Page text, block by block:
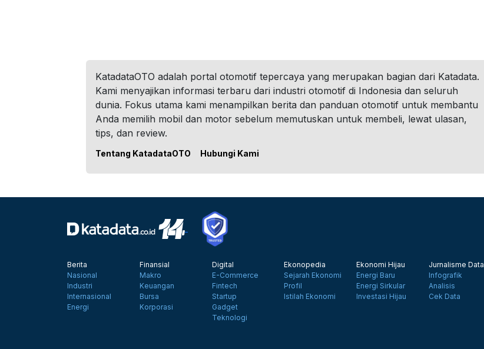
KatadataOTO adalah portal otomotif tepercaya yang merupakan bagian dari Katadata.
Kami menyajikan informasi terbaru dari industri otomotif di Indonesia dan seluruh
dunia. Fokus utama kami menampilkan berita dan panduan otomotif untuk membantu
Anda memilih mobil dan motor sebelum memutuskan untuk membeli, lewat ulasan,
tips, dan review.
Tentang KatadataOTO Hubungi Kami
Berita
Nasional
Industri
Internasional
Energi
Finansial
Makro
Keuangan
Bursa
Korporasi
Digital
E-Commerce
Fintech
Startup
Gadget
Teknologi
Ekonopedia
Sejarah Ekonomi
Profil
Istilah Ekonomi
Ekonomi Hijau
Energi Baru
Energi Sirkular
Investasi Hijau
Jurnalisme Data
Infografik
Analisis
Cek Data